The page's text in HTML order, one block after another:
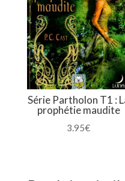
Série Partholon T1 :
prophétie maudite
3.95€